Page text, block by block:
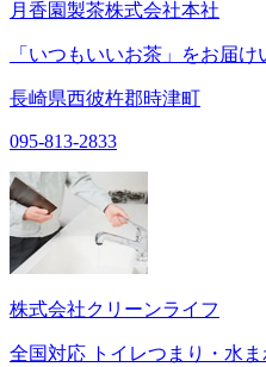
月香園製茶株式会社本社
「いつもいいお茶」をお届け
長崎県西彼杵郡時津町
095-813-2833
株式会社クリーンライフ
全国対応 トイレつまり・水